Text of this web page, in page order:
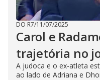
DO R7/11/07/2025
Carol e
trajetória no
A judoca e o ex-atleta
ao lado de Adriana e